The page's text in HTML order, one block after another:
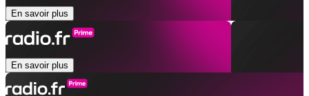
En savoir plus
En savoir plus